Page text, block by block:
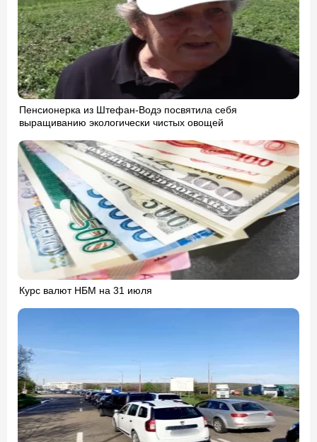
Пенсионерка из Штефан-Водэ посвятила себя
выращиванию экологически чистых овощей
Курс валют НБМ на 31 июля